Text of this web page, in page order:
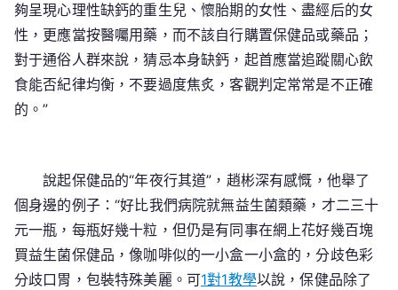
夠呈現心理性缺鈣的重生兒、懷胎期的女性、盡經后的女
性，更應當按醫囑用藥，而不該自行購置保健品或藥品；
對于通俗人群來說，猜忌本身缺鈣，起首應當追蹤關心飲
食能否紀律均衡，不要過度焦炙，客觀判定常常是不正確
的。”
說起保健品的“年夜行其道”，趙彬深有感慨，他舉了
個身邊的例子：“好比我們病院就無益生菌類藥，才二三十
元一瓶，每瓶好幾十粒，但仍是有同事在網上花好幾百塊
買益生菌保健品，像咖啡似的一小盒一小盒的，分歧色彩
分歧口胃，包裝特殊美麗。可1對1教學以說，保健品除了